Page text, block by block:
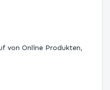
von Online Produkten,